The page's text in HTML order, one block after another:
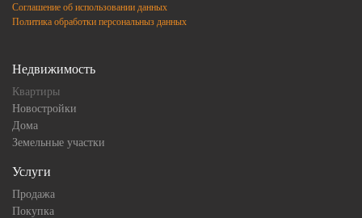
Соглашение об использовании данных
Политика обработки персональныз данных
Недвижимость
Квартиры
Новостройки
Дома
Земельные участки
Услуги
Продажа
Покупка